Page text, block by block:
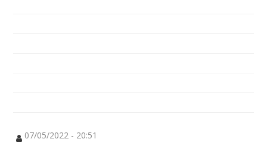
07/05/2022 - 20:51